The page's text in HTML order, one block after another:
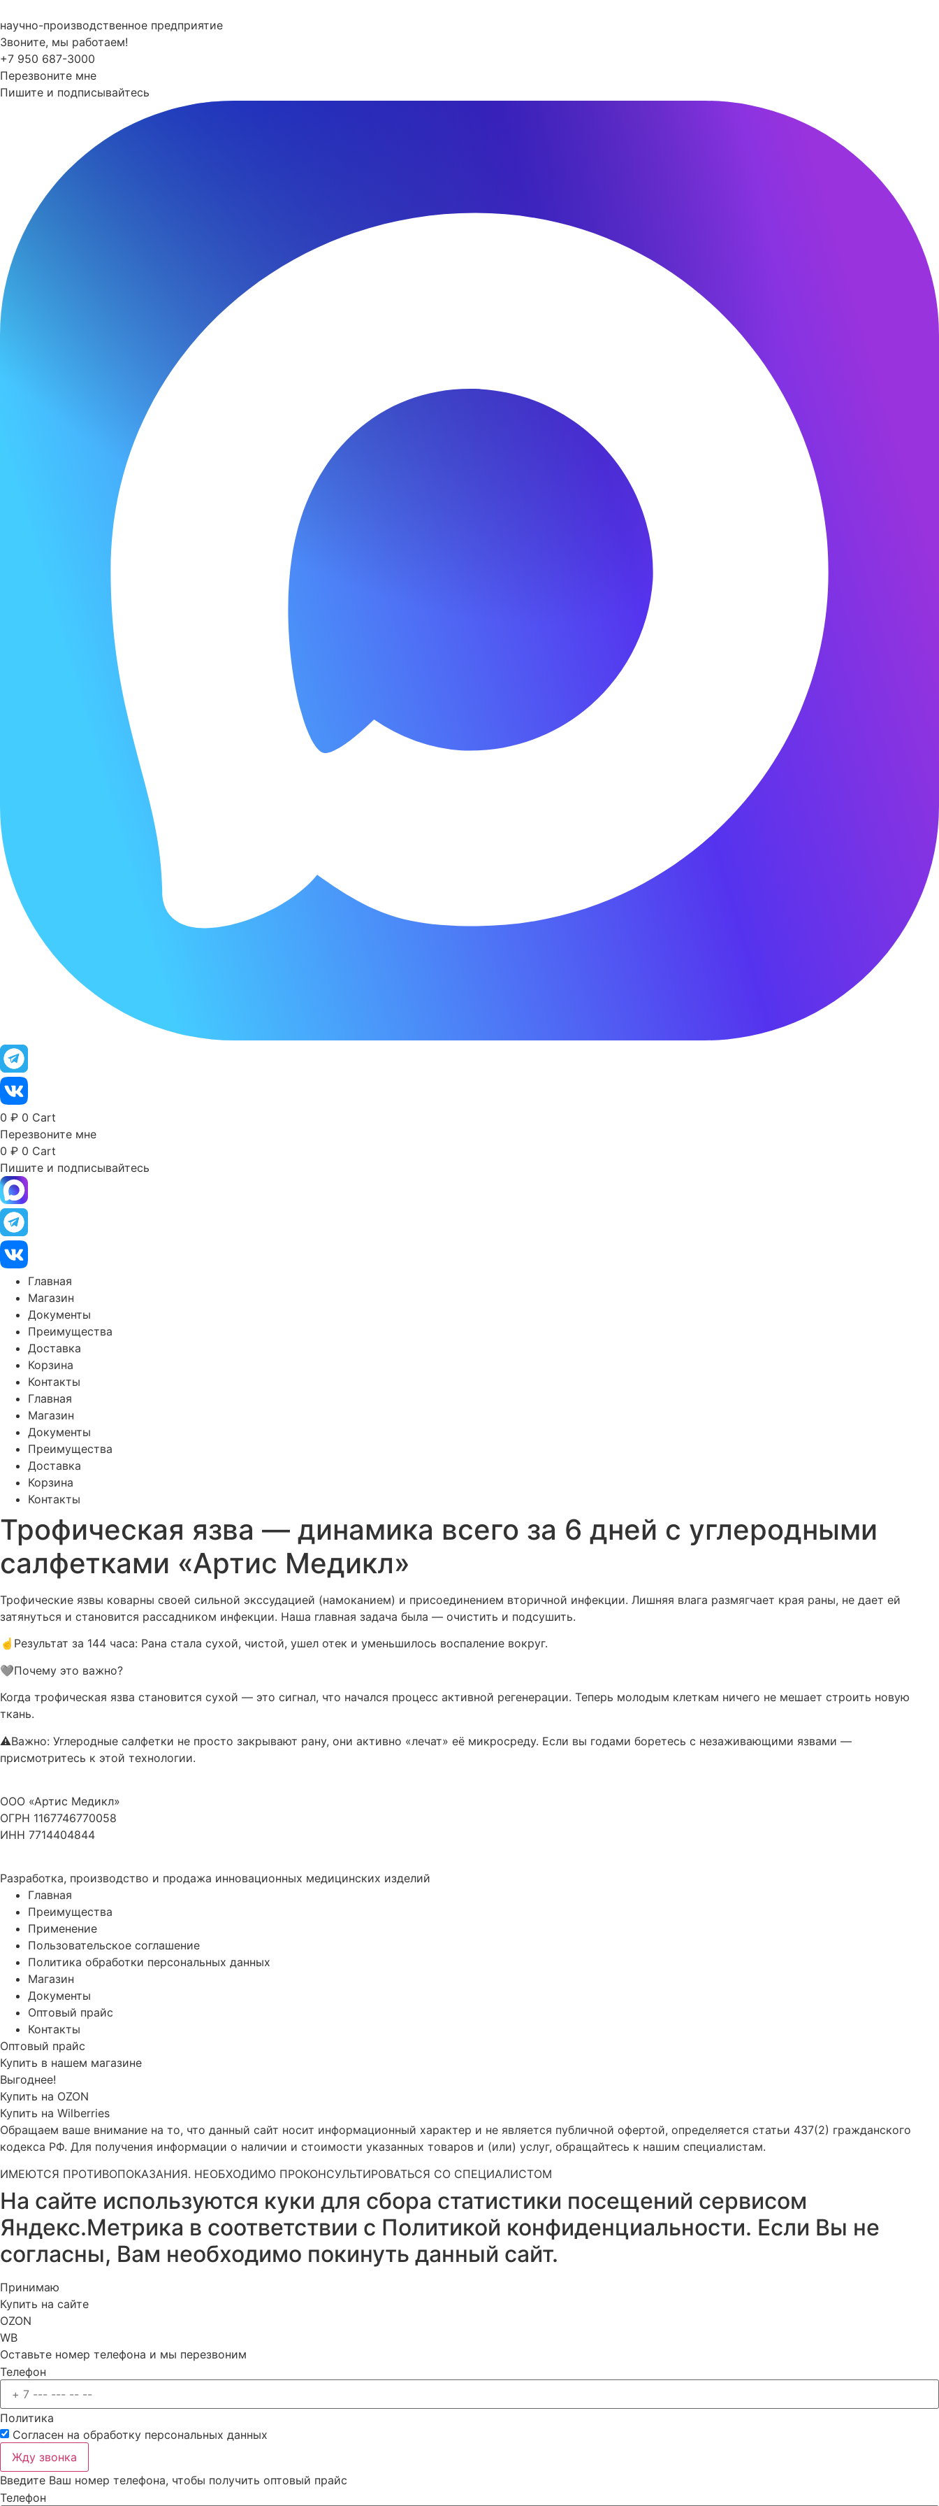
к
содержимому
научно-производственное предприятие
Звоните, мы работаем!
+7 950 687-3000
Перезвоните мне
Пишите и подписывайтесь
0 ₽ 0 Cart
Перезвоните мне
0 ₽ 0 Cart
Пишите и подписывайтесь
Главная
Магазин
Документы
Преимущества
Доставка
Корзина
Контакты
Главная
Магазин
Документы
Преимущества
Доставка
Корзина
Контакты
Трофическая язва — динамика всего за 6 дней с углеродными
салфетками «Артис Медикл»
Трофические язвы коварны своей сильной экссудацией (намоканием) и присоединением вторичной инфекции. Лишняя влага размягчает края раны, не дает ей
затянуться и становится рассадником инфекции. Наша главная задача была — очистить и подсушить.
☝️Результат за 144 часа: Рана стала сухой, чистой, ушел отек и уменьшилось воспаление вокруг.
🩶Почему это важно?
Когда трофическая язва становится сухой — это сигнал, что начался процесс активной регенерации. Теперь молодым клеткам ничего не мешает строить новую
ткань.
⚠️Важно: Углеродные салфетки не просто закрывают рану, они активно «лечат» её микросреду. Если вы годами боретесь с незаживающими язвами —
присмотритесь к этой технологии.
ООО «Артис Медикл»
ОГРН 1167746770058
ИНН 7714404844
Разработка, производство и продажа инновационных медицинских изделий
Главная
Преимущества
Применение
Пользовательское соглашение
Политика обработки персональных данных
Магазин
Документы
Оптовый прайс
Контакты
Оптовый прайс
Купить в нашем магазине
Выгоднее!
Купить на OZON
Купить на Wilberries
Обращаем ваше внимание на то, что данный сайт носит информационный характер и не является публичной офертой, определяется статьи 437(2) гражданского
кодекса РФ. Для получения информации о наличии и стоимости указанных товаров и (или) услуг, обращайтесь к нашим специалистам.
ИМЕЮТСЯ ПРОТИВОПОКАЗАНИЯ. НЕОБХОДИМО ПРОКОНСУЛЬТИРОВАТЬСЯ СО СПЕЦИАЛИСТОМ
На сайте используются куки для сбора статистики посещений сервисом
Яндекс.Метрика в соответствии с Политикой конфиденциальности. Если Вы не
согласны, Вам необходимо покинуть данный сайт.
Принимаю
Купить на сайте
OZON
WB
Оставьте номер телефона и мы перезвоним
Телефон
Политика
Cогласен на обработку персональных данных
Жду звонка
Введите Ваш номер телефона, чтобы получить оптовый прайс
Телефон